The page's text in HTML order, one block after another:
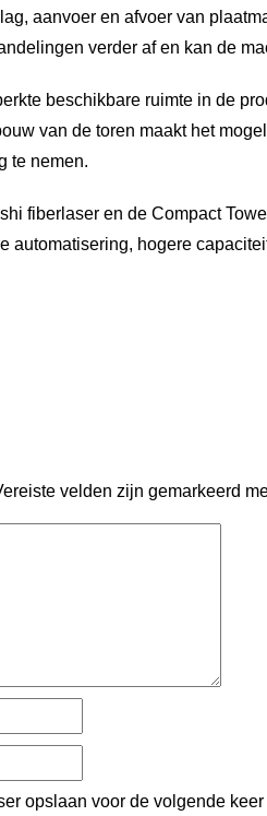
aanvoer en afvoer van
verder af en kan de
beschikbare ruimte in de
van de toren maakt het
te nemen.
fiberlaser en de Compact
automatisering, hogere
velden zijn gemarkeerd
opslaan voor de volgende